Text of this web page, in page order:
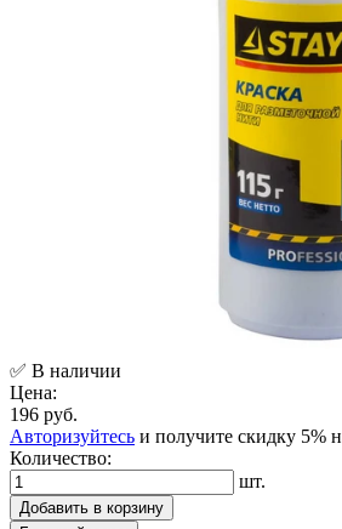
✅ В наличии
Цена:
196 руб.
Авторизуйтесь и получите скидку 5%
Количество:
шт.
Добавить в корзину